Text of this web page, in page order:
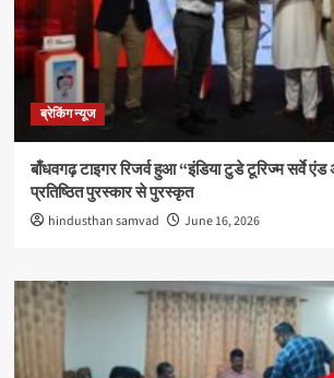
ब्रेकिंग न्यूज
बाँधवगढ़ टाइगर रिजर्व हुआ “इंडिया टुडे टूरिज्म सर्वे
प्रतिष्ठित पुरस्कार से पुरस्कृत
hindusthan samvad June 16, 2026